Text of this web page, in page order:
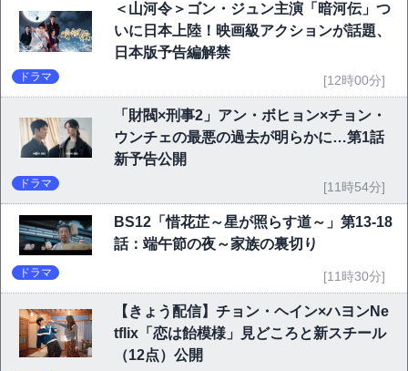
＜山河令＞ゴン・ジュン主演「暗河伝」つ
いに日本上陸！映画級アクションが話題、
日本版予告編解禁
ドラマ [12時00分]
「財閥×刑事2」アン・ボヒョン×チョン・
ウンチェの最悪の過去が明らかに…第1話
新予告公開
ドラマ [11時54分]
BS12「惜花芷～星が照らす道～」第13-18
話：端午節の夜～家族の裏切り
ドラマ [11時30分]
【きょう配信】チョン・ヘイン×ハヨンNe
tflix「恋は飴模様」見どころと新スチール
（12点）公開